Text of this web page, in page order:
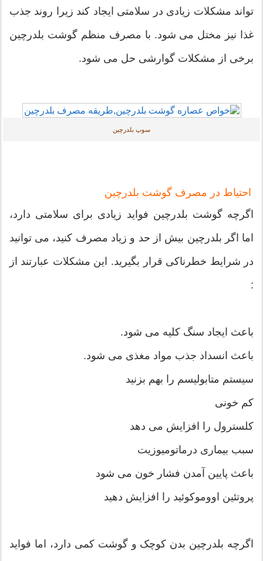
تواند مشکلات زیادی در سلامتی ایجاد کند زیرا روند جذب
غذا نیز مختل می شود. با مصرف منظم گوشت بلدرچین
برخی از مشکلات گوارشی حل می شود.
سوپ بلدرچین
احتیاط در مصرف گوشت بلدرچین
اگرچه گوشت بلدرچین فواید زیادی برای سلامتی دارد،
اما اگر بلدرچین بیش از حد و زیاد مصرف کنید، می توانید
در شرایط خطرناکی قرار بگیرید. این مشکلات عبارتند از
:
باعث ایجاد سنگ کلیه می شود.
باعث انسداد جذب مواد مغذی می شود.
سیستم متابولیسم را بهم بزنید
کم خونی
کلسترول را افزایش می دهد
سبب بیماری درماتومیوزیت
باعث پایین آمدن فشار خون می شود
پروتئین اووموکوئید را افزایش دهید
اگرچه بلدرچین بدن کوچک و گوشت کمی دارد، اما فواید